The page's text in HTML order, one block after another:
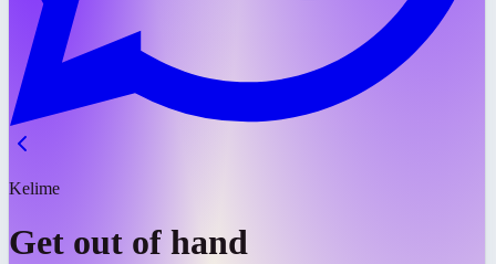
Kelime
Get out of hand